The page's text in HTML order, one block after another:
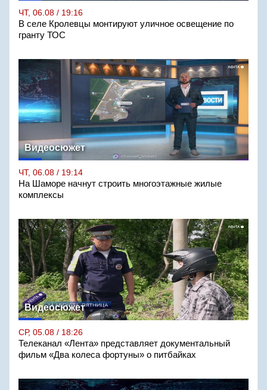
ЧТ, 06.08 / 19:16
В селе Кролевцы монтируют уличное освещение по
гранту ТОС
Видеосюжет
ЧТ, 06.08 / 19:14
На Шаморе начнут строить многоэтажные жилые
комплексы
Видеосюжет
СР, 05.08 / 18:26
Телеканал «Лента» представляет документальный
фильм «Два колеса фортуны» о питбайках